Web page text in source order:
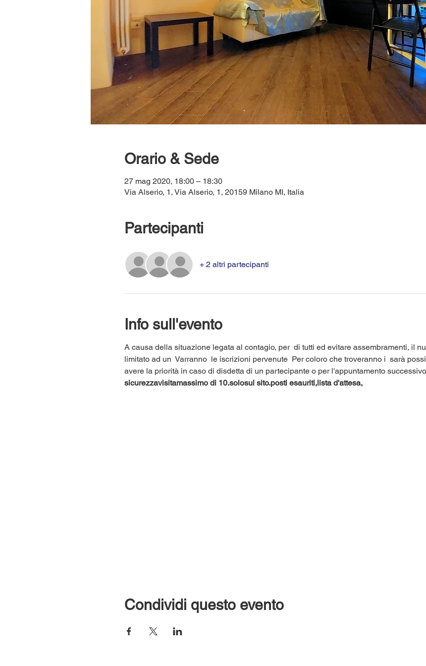
Orario & Sede
27 mag 2020, 18:00 – 18:30
Via Alserio, 1, Via Alserio, 1, 20159 Milano MI, Italia
Partecipanti
+ 2 altri partecipanti
Info sull'evento
A causa della situazione legata al contagio, per di tutti ed evitare assembramenti, il
limitato ad un Varranno le iscrizioni pervenute Per coloro che troveranno i sarà
avere la priorità in caso di disdetta di un partecipante o per l'appuntamento
sicurezzavisitamassimo di 10.solosul sito.posti esauriti,lista d'attesa,
Condividi questo evento